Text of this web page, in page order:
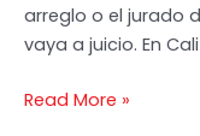
arreglo o el jurado
vaya a juicio. En
Read More »